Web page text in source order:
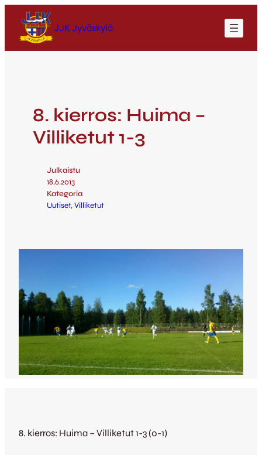
JJK Jyväskylä
8. kierros: Huima –
Villiketut 1-3
Julkaistu
18.6.2013
Kategoria
Uutiset, Villiketut
8. kierros: Huima – Villiketut 1-3 (0-1)